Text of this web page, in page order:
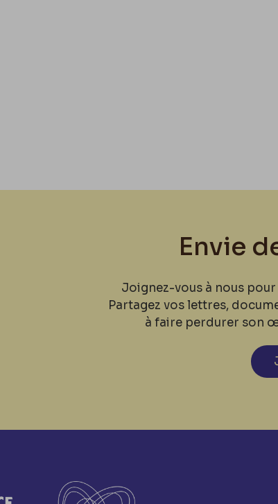
Envie
Joignez-vous à nous
Partagez vos lettres,
à faire perdurer son